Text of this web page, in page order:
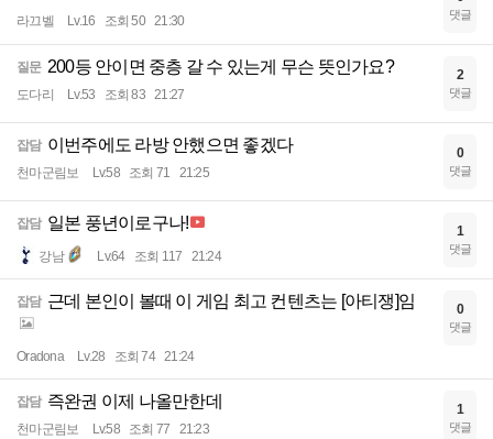
라끄벨 Lv.16 조회 50 21:30 댓글
질문 200등 안이면 중층 갈 수 있는게 무슨 뜻인가요?
도다리 Lv.53 조회 83 21:27
2
댓글
잡담 이번주에도 라방 안했으면 좋겠다
천마군림보 Lv.58 조회 71 21:25
0
댓글
잡담 일본 풍년이로구나!
강남 Lv.64 조회 117 21:24
1
댓글
잡담 근데 본인이 볼때 이 게임 최고 컨텐츠는 [아티쟁]임
Oradona Lv.28 조회 74 21:24
0
댓글
잡담 즉완권 이제 나올만한데
천마군림보 Lv.58 조회 77 21:23
1
댓글